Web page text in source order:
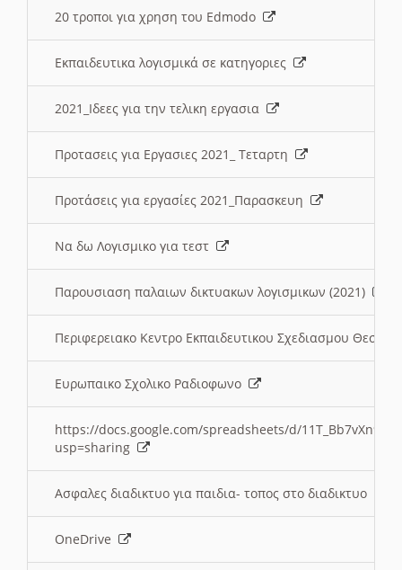
20 τροποι για χρηση του Edmodo
Εκπαιδευτικα λογισμικά σε κατηγοριες
2021_Ιδεες για την τελικη εργασια
Προτασεις για Εργασιες 2021_ Τεταρτη
Προτάσεις για εργασίες 2021_Παρασκευη
Να δω Λογισμικο για τεστ
Παρουσιαση παλαιων δικτυακων λογισμικων (2021)
Περιφερειακο Κεντρο Εκπαιδευτικου Σχεδιασμου
Ευρωπαικο Σχολικο Ραδιοφωνο
https://docs.google.com/spreadsheets/d/
usp=sharing
Ασφαλες διαδικτυο για παιδια- τοπος στο διαδικτυο
OneDrive